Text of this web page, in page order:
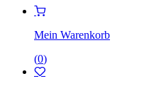
Mein Warenkorb
(0)